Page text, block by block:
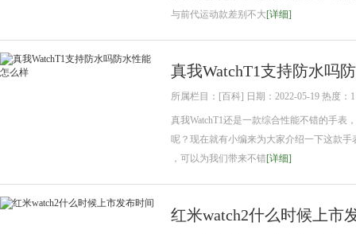
与前代运动款差别不大[详细]
真我WatchT1支持防水吗
所属栏目：[百科] 日期：2022-05-19 热度：
真我WatchT1还是一款综合性能不错的手
呢？现在就有小编来为大家介绍一下这款手
，可以为我们带来不错[详细]
红米watch2什么时候上市